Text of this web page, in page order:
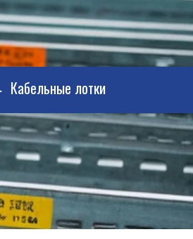
Кабельные лотки